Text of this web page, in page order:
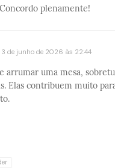
Concordo plenamente!
3 de junho de 2026 às 22:44
arrumar uma mesa,
Elas contribuem muito